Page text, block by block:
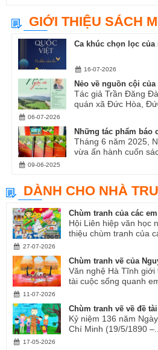
GIỚI THIỆU SÁCH
Ca khúc chọn lọc của
16-07-2026
Nẻo về nguồn cội
Tác giả Trần Đăng
quán xã Đức Hòa,
06-07-2026
Những tác phẩm báo
Tháng 6 năm 2025,
vừa ấn hành cuốn
09-06-2025
DÀNH CHO NHÀ
Chùm tranh của các
Hội Liên hiệp văn học
thiệu chùm tranh của
27-07-2026
Chùm tranh vẽ của
Văn nghệ Hà Tĩnh giới
tài cuộc sống quanh
11-07-2026
Chùm tranh vẽ về đề
Kỷ niệm 136 năm
Chí Minh (19/5/1890 –...
17-05-2026